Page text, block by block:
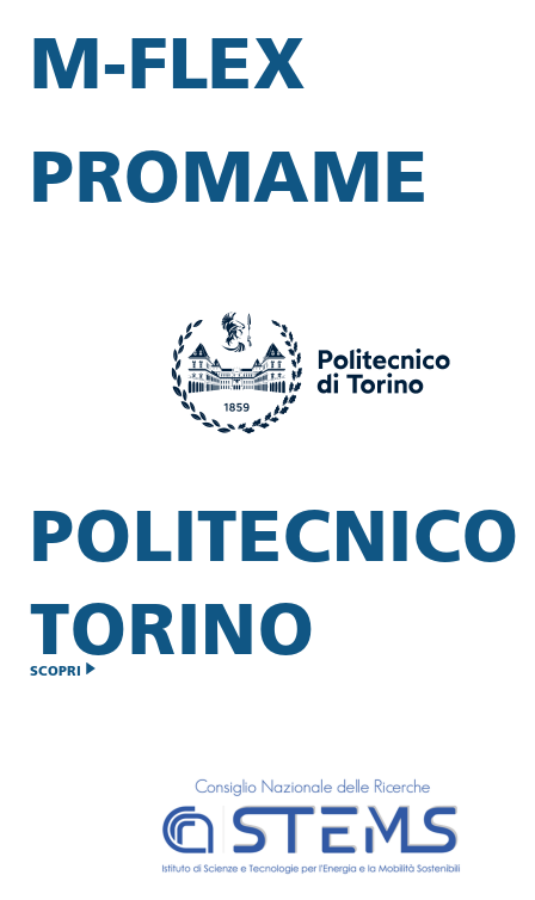
M-FLEX
PROMAME
TORINO
SCOPRI